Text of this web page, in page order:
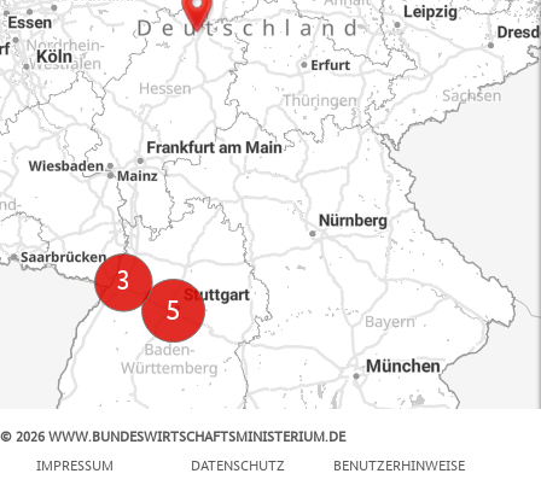
© 2026 WWW.BUNDESWIRTSCHAFTSMINISTERIUM.DE
IMPRESSUM
DATENSCHUTZ BENUTZERHINWEISE